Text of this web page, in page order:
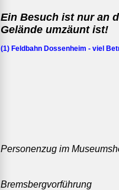
Ein Besuch ist nur an
Gelände umzäunt ist!
(1) Feldbahn Dossenheim - viel
Personenzug im
Bremsbergvorführung